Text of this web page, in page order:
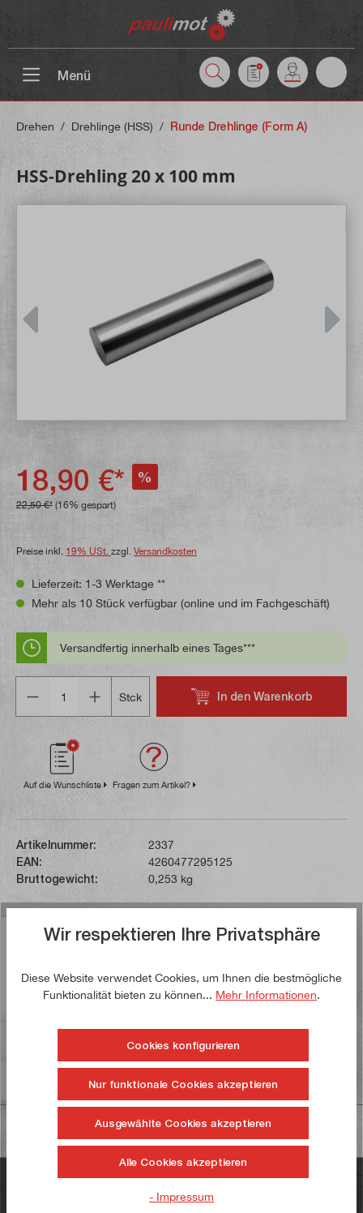
Menü
Drehen / Drehlinge (HSS) / Runde Drehlinge (Form A)
HSS-Drehling 20 x 100 mm
18,90 €* %
22,50 €* (16% gespart)
Preise inkl. 19% USt. zzgl. Versandkosten
Lieferzeit: 1-3 Werktage **
Mehr als 10 Stück verfügbar (online und im Fachgeschäft)
Versandfertig innerhalb eines Tages***
Stck
In den Warenkorb
Auf die Wunschliste Fragen zum Artikel?
Artikelnummer:
2337
EAN:
4260477295125
Bruttogewicht:
0,253 kg
Beschreibung
seine gute Schleifbarkeit lässt er sich hervorragend zu
Formstählen…Mehr
Informationen zur Produktsicherheit
Haben Sie noch Fragen?
Wir respektieren Ihre Privatsphäre
Diese Website verwendet Cookies, um Ihnen die bestmögliche
Funktionalität bieten zu können... Mehr Informationen.
Cookies konfigurieren
Nur funktionale Cookies akzeptieren
Ausgewählte Cookies akzeptieren
Alle Cookies akzeptieren
- Impressum